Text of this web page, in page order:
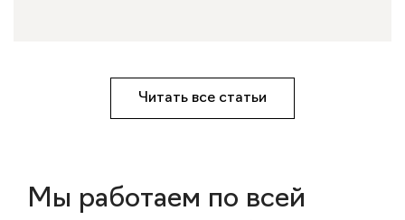
Читать все статьи
Мы работаем по всей